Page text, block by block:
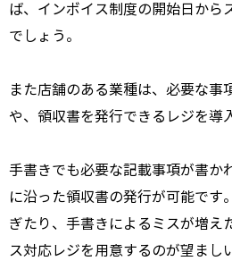
ば、インボイス制度の開始日から
でしょう。
また店舗のある業種は、必要な事
や、領収書を発行できるレジを導
手書きでも必要な記載事項が書か
に沿った領収書の発行が可能です
ぎたり、手書きによるミスが増え
ス対応レジを用意するのが望まし